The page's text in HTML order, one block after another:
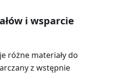
i wsparcie
różne materiały do
z wstępnie